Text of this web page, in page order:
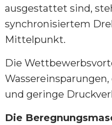
ausgestattet sind,
synchronisiertem
Mittelpunkt.
Die
und geringe
Die